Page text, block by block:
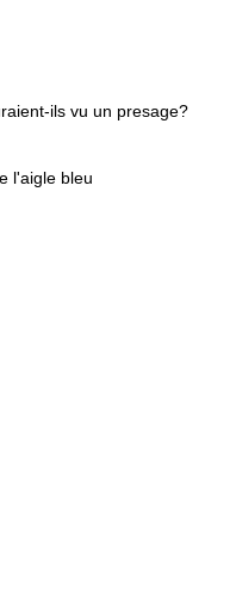
ils vu un presage?
l'aigle bleu